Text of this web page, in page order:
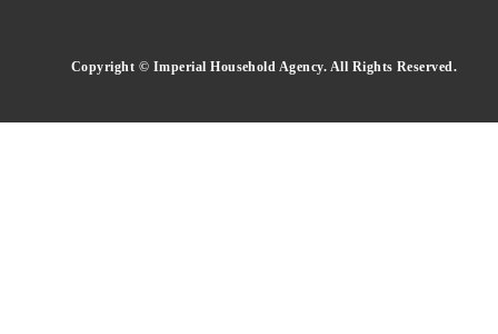
Copyright © Imperial Household Agency. All Rights Reserved.